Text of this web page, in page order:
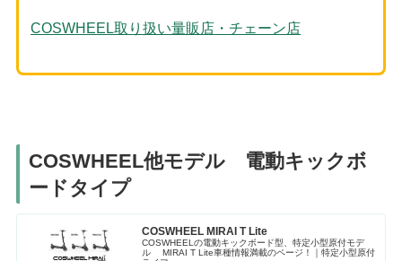
COSWHEEL取り扱い量販店・チェーン店
COSWHEEL他モデル 電動キックボ
ードタイプ
COSWHEEL MIRAI T Lite
COSWHEELの電動キックボード型、特定小型原付モデ
ル MIRAI T Lite車種情報満載のページ！｜特定小型原付